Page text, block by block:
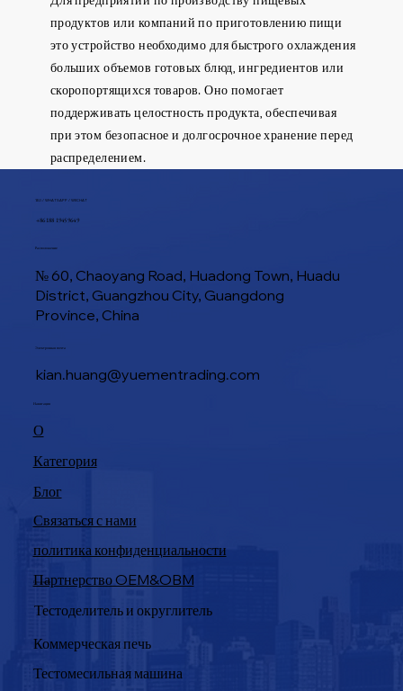
продуктов или компаний по приготовлению пищи
это устройство необходимо для быстрого охлаждения
больших объемов готовых блюд, ингредиентов или
скоропортящихся товаров. Оно помогает
поддерживать целостность продукта, обеспечивая
при этом безопасное и долгосрочное хранение перед
распределением.
ТЕЛ / WHATSAPP / WECHAT
+86 188 1945 9649
Расположение
№ 60, Chaoyang Road, Huadong Town, Huadu
District, Guangzhou City, Guangdong
Province, China
kian.huang@yuementrading.com
Электронная почта
Навигация
О
Категория
Блог
политика конфиденциальности
Связаться с нами
Тестоделитель и округлитель
Продукция
Коммерческая печь
Тестомесильная машина
Партнерство OEM&OBM